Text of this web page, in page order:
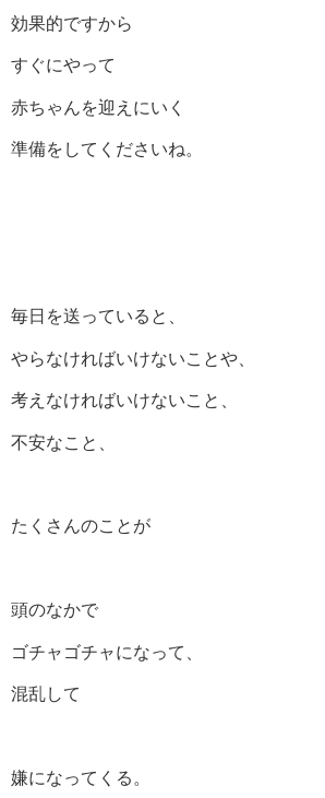
効果的ですから
すぐにやって
赤ちゃんを迎えにいく
準備をしてくださいね。
毎日を送っていると、
やらなければいけないことや、
考えなければいけないこと、
不安なこと、
たくさんのことが
頭のなかで
ゴチャゴチャになって、
混乱して
嫌になってくる。